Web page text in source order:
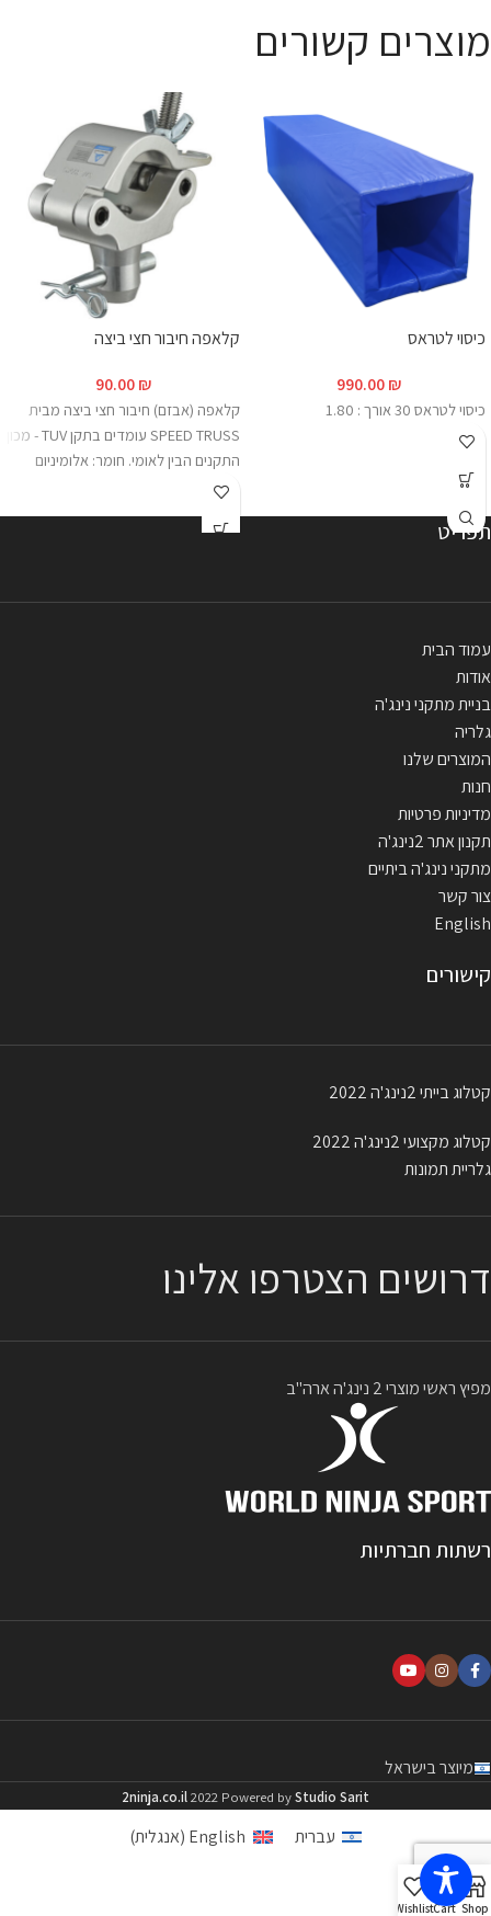
מוצרים קשורים
כיסוי לטראס
990.00₪
כיסוי לטראס 30 אורך : 1.80
קלאפה חיבור חצי ביצה
90.00₪
קלאפה (אבזם) חיבור חצי ביצה מבית
SPEED TRUSS עומדים בתקן TUV - מכון
התקנים הבין לאומי. חומר: אלומיניום
תפריט
עמוד הבית
אודות
בניית מתקני נינג'ה
גלריה
המוצרים שלנו
חנות
מדיניות פרטיות
תקנון אתר 2נינג'ה
מתקני נינג'ה ביתיים
צור קשר
English
קישורים
קטלוג בייתי 2נינג'ה 2022
קטלוג מקצועי 2נינג'ה 2022
גלריית תמונות
דרושים הצטרפו אלינו
מפיץ ראשי מוצרי 2 נינג'ה ארה"ב
רשתות חברתיות
מיוצר בישראל
2ninja.co.il2022 Powered byStudio Sarit
Shop
Cart
Wishlist
עברית English
(אנגלית)